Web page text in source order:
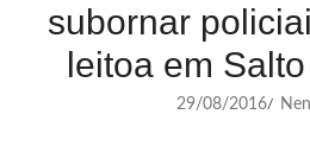
subornar
leitoa em
29/08/2016/